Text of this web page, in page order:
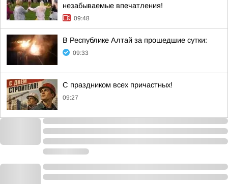
незабываемые впечатления!
09:48
В Республике Алтай за прошедшие сутки:
09:33
С праздником всех причастных!
09:27